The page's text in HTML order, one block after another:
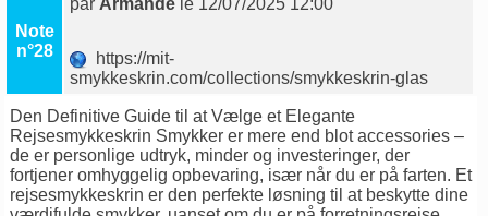
Note
n°28
par Armande le 12/07/2025 12:00
https://mit-
smykkeskrin.com/collections/smykkeskrin-glas
Den Definitive Guide til at Vælge et Elegante
Rejsesmykkeskrin Smykker er mere end blot accessories –
de er personlige udtryk, minder og investeringer, der
fortjener omhyggelig opbevaring, især når du er på farten. Et
rejsesmykkeskrin er den perfekte løsning til at beskytte dine